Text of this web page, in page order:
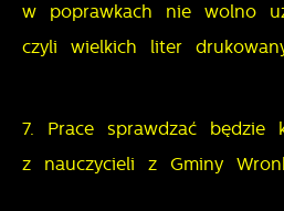
w poprawkach nie wolno
czyli wielkich liter
7. Prace sprawdzać będzie
z nauczycieli z Gminy